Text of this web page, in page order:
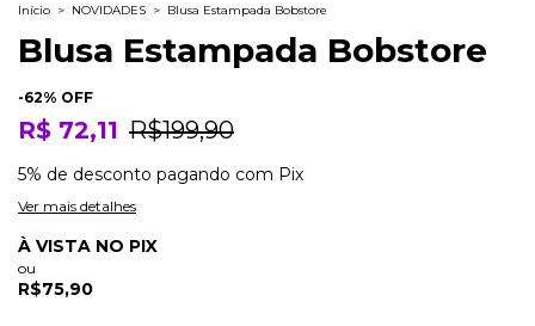
Início > NOVIDADES > Blusa Estampada Bobstore
Blusa Estampada Bobstore
-62% OFF
R$ 72,11 R$199,90
5% de desconto pagando com Pix
Ver mais detalhes
À VISTA NO PIX
ou
R$75,90